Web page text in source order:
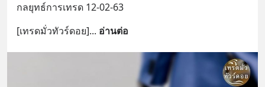
กลยุทธ์การเทรด 12-02-63
[เทรดมั่วทัวร์ดอย]... อ่านต่อ